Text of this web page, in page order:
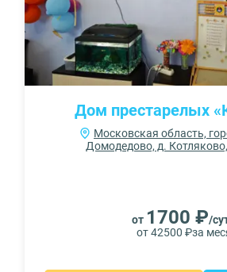
Дом престарелых
Московская область,
Домодедово, д.
от 1700 ₽/
от 42500 ₽за